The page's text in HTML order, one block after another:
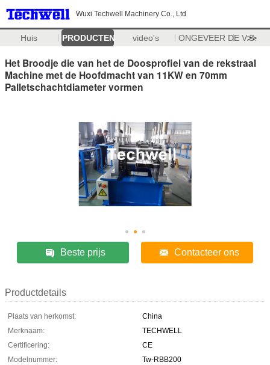
Wuxi Techwell Machinery Co., Ltd
Huis PRODUCTEN video's ONGEVEER DE V.S.
>>
Het Broodje die van het de Doosprofiel van de rekstraal
Machine met de Hoofdmacht van 11KW en 70mm
Palletschachtdiameter vormen
Beste prijs Contacteer ons
Productdetails
Plaats van herkomst:
China
Merknaam:
TECHWELL
Certificering:
CE
Modelnummer:
Tw-RBB200